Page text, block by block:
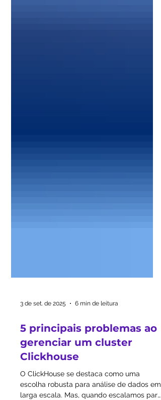
3 de set. de 2025 6 min de leitura
5 principais problemas ao
gerenciar um cluster
Clickhouse